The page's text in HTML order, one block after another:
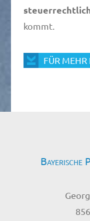
kommt.
FÜR
Bayerische